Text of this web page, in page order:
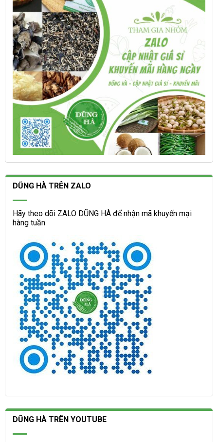
chọn
trên
trang
sản
phẩm
được
chọn
trang
sản
phẩm
DŨNG HÀ TRÊN ZALO
Hãy theo dõi ZALO DŨNG HÀ để nhận mã khuyến mại
hàng tuần
DŨNG HÀ TRÊN YOUTUBE